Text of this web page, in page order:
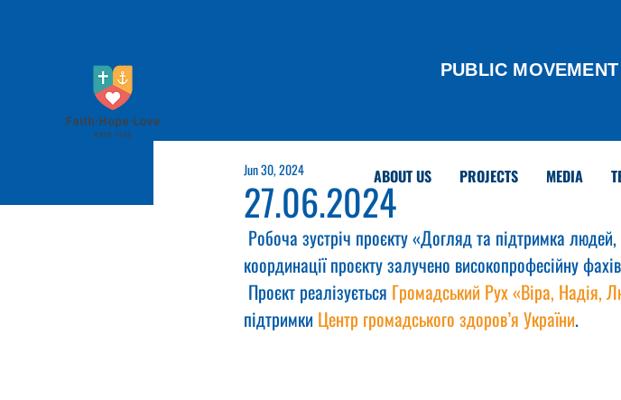
PUBLIC
ABOUT US PROJECTS MEDIA
27.06.2024
Jun 30, 2024
Робоча зустріч проєкту «Догляд та підтримка
координації проєкту залучено високопрофесійну
Проєкт реалізується Громадський Рух «Віра, Надія,
підтримки Центр громадського здоров’я України.